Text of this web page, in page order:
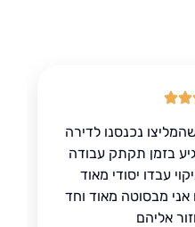
לדירה
תקתק עבודה
מאוד
מאוד וחד